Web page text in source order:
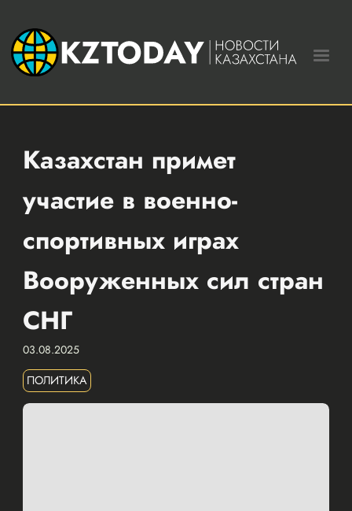
Казахстан примет
участие в военно-
спортивных играх
Вооруженных сил стран
СНГ
03.08.2025
ПОЛИТИКА